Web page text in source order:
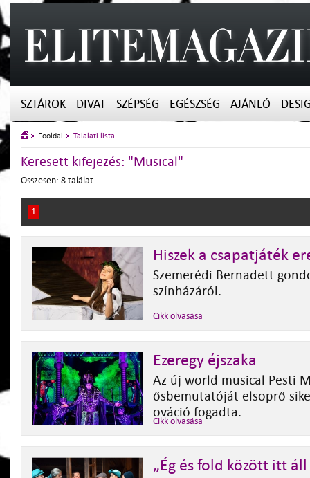
SZTÁROK DIVAT SZÉPSÉG EGÉSZSÉG AJÁNLÓ
Főoldal Találati lista
Keresett kifejezés: "Musical"
Összesen: 8 találat.
1
Hiszek a csapatjáték
Szemerédi Bernadett
színházáról.
Cikk olvasása
Ezeregy éjszaka
Az új world musical Pesti
ősbemutatóját elsöprő
ováció fogadta.
Cikk olvasása
„Ég és fold között itt